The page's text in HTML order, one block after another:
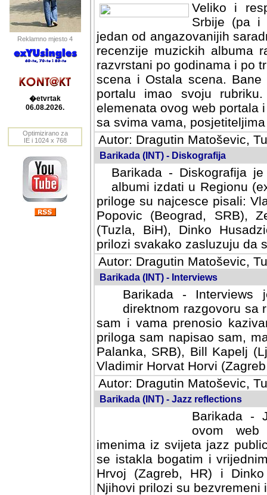
Reklamno mjesto 4
�etvrtak
06.08.2026.
Optimizirano za
IE i 1024 x 768
Veliko i
Srbije (pa i
jedan od angazovanijih
recenzije muzickih albuma
razvrstani po godinama i po
scena i Ostala scena.
portalu imao svoju
elemenata ovog web portala
sa svima vama,
Autor: Dragutin Matoševic,
Barikada (INT) - Diskografija
Barikada - Diskografija
albumi izdati u Regionu
priloge su najcesce pisali:
Popovic (Beograd, SRB),
(Tuzla, BiH), Dinko
prilozi svakako zasluzuju da
Autor: Dragutin Matoševic,
Barikada (INT) - Interviews
Barikada -
direktnom razgovoru sa
sam i vama prenosio
priloga sam napisao sam,
Palanka, SRB), Bill Kapelj
Vladimir Horvat Horvi
Autor: Dragutin Matoševic,
Barikada (INT) - Jazz reflections
Barikada -
ovom web
imenima iz svijeta jazz
se istakla bogatim i
Hrvoj (Zagreb, HR) i
Njihovi prilozi su bezvremeni